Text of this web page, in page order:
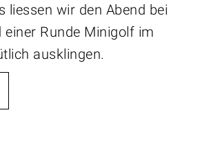
liessen wir den Abend bei
einer Runde Minigolf im
ausklingen.